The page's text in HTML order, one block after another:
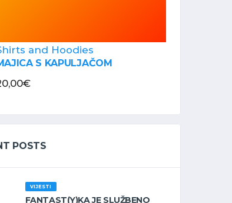
and Hoodies
S KAPULJAČOM
€
POSTS
VIJESTI
FANTAST(Y)KA JE SLUŽBENO